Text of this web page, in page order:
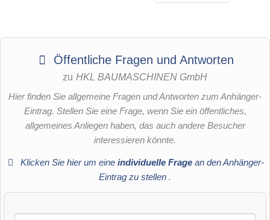
Öffentliche Fragen und Antworten
zu HKL BAUMASCHINEN GmbH
Hier finden Sie allgemeine Fragen und Antworten zum Anhänger-
Eintrag. Stellen Sie eine Frage, wenn Sie ein öffentliches,
allgemeines Anliegen haben, das auch andere Besucher
interessieren könnte.
Klicken Sie hier um eine individuelle Fragean den Anhänger-
Eintrag zu stellen .